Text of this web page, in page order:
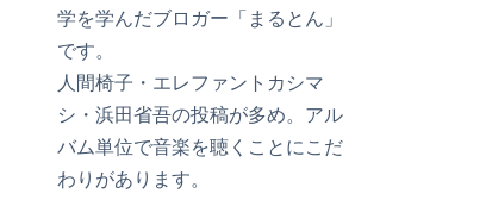
学を学んだブロガー「まるとん」
です。
人間椅子・エレファントカシマ
シ・浜田省吾の投稿が多め。アル
バム単位で音楽を聴くことにこだ
わりがあります。